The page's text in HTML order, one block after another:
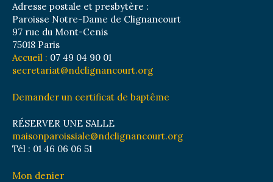
Adresse postale et presbytère :
Paroisse Notre-Dame de Clignancourt
97 rue du Mont-Cenis
75018 Paris
Accueil : 07 49 04 90 01
secretariat@ndclignancourt.org
Demander un certificat de baptême
RÉSERVER UNE SALLE
maisonparoissiale@ndclignancourt.org
Tél : 01 46 06 06 51
Mon denier